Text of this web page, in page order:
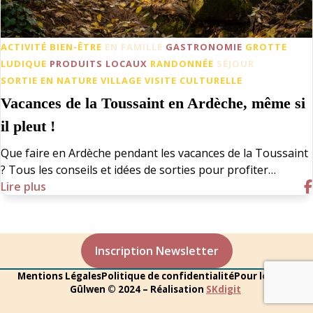
ACTIVITÉ BIEN-ÊTRE EN FAMILLE GASTRONOMIE GROTTE
LUDIQUE PRODUITS LOCAUX RANDONNÉE SÉJOUR
SORTIE EN NATURE VILLAGE VISITE CULTURELLE
Vacances de la Toussaint en Ardèche, même si
il pleut !
Que faire en Ardèche pendant les vacances de la Toussaint
? Tous les conseils et idées de sorties pour profiter…
Lire plus
Inscription Newsletter
Mentions LégalesPolitique de confidentialitéPour les pros
Gûlwen © 2024 – Réalisation SKdigit